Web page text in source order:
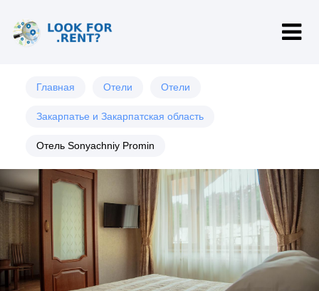
Главная Отели Отели
Закарпатье и Закарпатская область
Отель Sonyachniy Promin